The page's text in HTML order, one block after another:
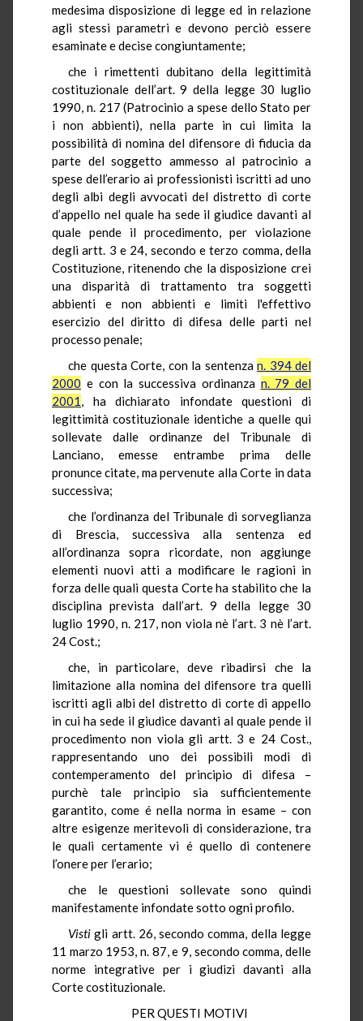
medesima disposizione di legge ed in relazione
agli stessi parametri e devono perciò essere
esaminate e decise congiuntamente;
che i rimettenti dubitano della legittimità
costituzionale dell’art. 9 della legge 30 luglio
1990, n. 217 (Patrocinio a spese dello Stato per
i non abbienti), nella parte in cui limita la
possibilità di nomina del difensore di fiducia da
parte del soggetto ammesso al patrocinio a
spese dell’erario ai professionisti iscritti ad uno
degli albi degli avvocati del distretto di corte
d’appello nel quale ha sede il giudice davanti al
quale pende il procedimento, per violazione
degli artt. 3 e 24, secondo e terzo comma, della
Costituzione, ritenendo che la disposizione crei
una disparità di trattamento tra soggetti
abbienti e non abbienti e limiti l'effettivo
esercizio del diritto di difesa delle parti nel
processo penale;
che questa Corte, con la sentenza n. 394 del
2000 e con la successiva ordinanza n. 79 del
2001, ha dichiarato infondate questioni di
legittimità costituzionale identiche a quelle qui
sollevate dalle ordinanze del Tribunale di
Lanciano, emesse entrambe prima delle
pronunce citate, ma pervenute alla Corte in data
successiva;
che l’ordinanza del Tribunale di sorveglianza
di Brescia, successiva alla sentenza ed
all’ordinanza sopra ricordate, non aggiunge
elementi nuovi atti a modificare le ragioni in
forza delle quali questa Corte ha stabilito che la
disciplina prevista dall’art. 9 della legge 30
luglio 1990, n. 217, non viola nè l’art. 3 nè l’art.
24 Cost.;
che, in particolare, deve ribadirsi che la
limitazione alla nomina del difensore tra quelli
iscritti agli albi del distretto di corte di appello
in cui ha sede il giudice davanti al quale pende il
procedimento non viola gli artt. 3 e 24 Cost.,
rappresentando uno dei possibili modi di
contemperamento del principio di difesa –
purchè tale principio sia sufficientemente
garantito, come é nella norma in esame – con
altre esigenze meritevoli di considerazione, tra
le quali certamente vi é quello di contenere
l’onere per l’erario;
che le questioni sollevate sono quindi
manifestamente infondate sotto ogni profilo.
Visti gli artt. 26, secondo comma, della legge
11 marzo 1953, n. 87, e 9, secondo comma, delle
norme integrative per i giudizi davanti alla
Corte costituzionale.
PER QUESTI MOTIVI